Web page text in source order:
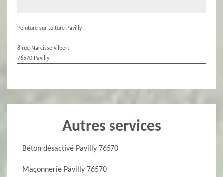
Peinture sur toiture Pavilly
8 rue Narcisse vilbert
76570 Pavilly
Autres services
Béton désactivé Pavilly 76570
Maçonnerie Pavilly 76570